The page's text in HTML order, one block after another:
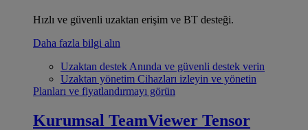
Hızlı ve güvenli uzaktan erişim ve BT desteği.
Daha fazla bilgi alın
Uzaktan destek Anında ve güvenli destek verin
Uzaktan yönetim Cihazları izleyin ve yönetin
Planları ve fiyatlandırmayı görün
Kurumsal TeamViewer Tensor